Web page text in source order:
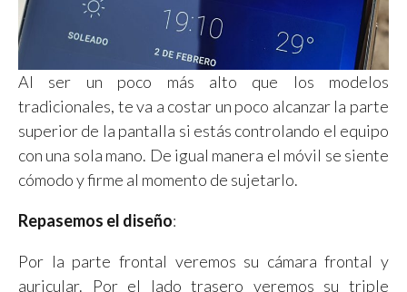
Al ser un poco más alto que los modelos
tradicionales, te va a costar un poco alcanzar la parte
superior de la pantalla si estás controlando el equipo
con una sola mano. De igual manera el móvil se siente
cómodo y firme al momento de sujetarlo.
Repasemos el diseño:
Por la parte frontal veremos su cámara frontal y
auricular. Por el lado trasero veremos su triple